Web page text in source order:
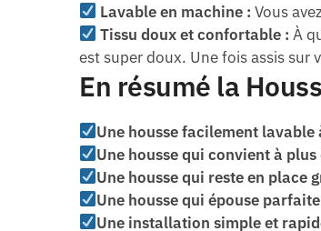
Lavable en machine : Vous
Tissu doux et confortable : À
est super doux. Une fois assis sur
En résumé la
Une housse facilement lavable
Une housse qui convient à
Une housse qui reste en place
Une housse qui épouse
Une installation simple et